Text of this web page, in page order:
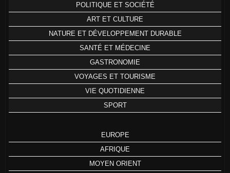
POLITIQUE ET SOCIÉTÉ
ART ET CULTURE
NATURE ET DÉVELOPPEMENT DURABLE
SANTÉ ET MÉDECINE
GASTRONOMIE
VOYAGES ET TOURISME
VIE QUOTIDIENNE
SPORT
EUROPE
AFRIQUE
MOYEN ORIENT